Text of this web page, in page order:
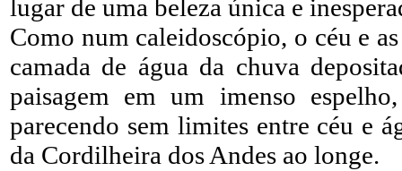
lugar de uma beleza única e
Como num caleidoscópio, o céu e
camada de água da chuva
paisagem em um imenso
parecendo sem limites entre céu e
da Cordilheira dos Andes ao longe.